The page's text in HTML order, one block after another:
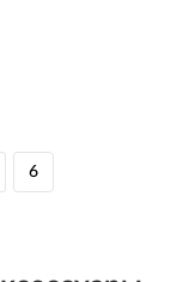
6